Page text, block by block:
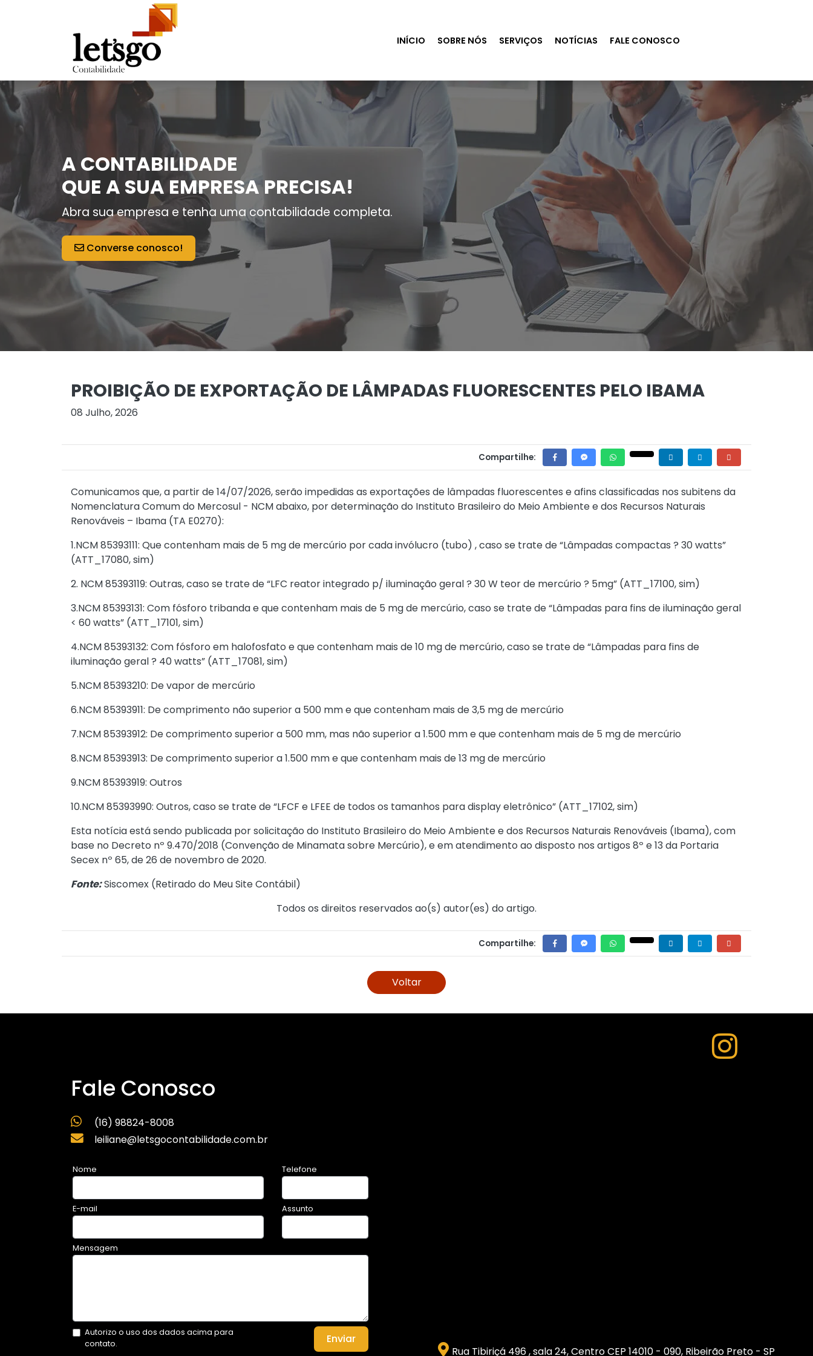
INÍCIO SOBRE NÓS SERVIÇOS NOTÍCIAS FALE CONOSCO
A CONTABILIDADE
QUE A SUA EMPRESA PRECISA!
Abra sua empresa e tenha uma contabilidade completa.
Converse conosco!
PROIBIÇÃO DE EXPORTAÇÃO DE LÂMPADAS FLUORESCENTES PELO IBAMA
08 Julho, 2026
Compartilhe:
Comunicamos que, a partir de 14/07/2026, serão impedidas as exportações de lâmpadas fluorescentes e afins classificadas nos subitens da
Nomenclatura Comum do Mercosul - NCM abaixo, por determinação do Instituto Brasileiro do Meio Ambiente e dos Recursos Naturais
Renováveis – Ibama (TA E0270):
1.NCM 85393111: Que contenham mais de 5 mg de mercúrio por cada invólucro (tubo) , caso se trate de “Lâmpadas compactas ? 30 watts”
(ATT_17080, sim)
2. NCM 85393119: Outras, caso se trate de “LFC reator integrado p/ iluminação geral ? 30 W teor de mercúrio ? 5mg” (ATT_17100, sim)
3.NCM 85393131: Com fósforo tribanda e que contenham mais de 5 mg de mercúrio, caso se trate de “Lâmpadas para fins de iluminação geral
< 60 watts” (ATT_17101, sim)
4.NCM 85393132: Com fósforo em halofosfato e que contenham mais de 10 mg de mercúrio, caso se trate de “Lâmpadas para fins de
iluminação geral ? 40 watts” (ATT_17081, sim)
5.NCM 85393210: De vapor de mercúrio
6.NCM 85393911: De comprimento não superior a 500 mm e que contenham mais de 3,5 mg de mercúrio
7.NCM 85393912: De comprimento superior a 500 mm, mas não superior a 1.500 mm e que contenham mais de 5 mg de mercúrio
8.NCM 85393913: De comprimento superior a 1.500 mm e que contenham mais de 13 mg de mercúrio
9.NCM 85393919: Outros
10.NCM 85393990: Outros, caso se trate de “LFCF e LFEE de todos os tamanhos para display eletrônico” (ATT_17102, sim)
Esta notícia está sendo publicada por solicitação do Instituto Brasileiro do Meio Ambiente e dos Recursos Naturais Renováveis (Ibama), com
base no Decreto nº 9.470/2018 (Convenção de Minamata sobre Mercúrio), e em atendimento ao disposto nos artigos 8º e 13 da Portaria
Secex nº 65, de 26 de novembro de 2020.
Fonte:Siscomex (Retirado do Meu Site Contábil)
Todos os direitos reservados ao(s) autor(es) do artigo.
Compartilhe:
Voltar
Fale Conosco
(16) 98824-8008
leiliane@letsgocontabilidade.com.br
Nome Telefone
E-mail Assunto
Mensagem
Autorizo o uso dos dados acima para
contato.
Enviar
Rua Tibiriçá 496 , sala 24, Centro CEP 14010 - 090, Ribeirão Preto - SP